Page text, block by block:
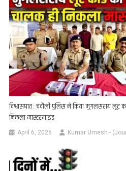
विश्वासघात : चंदौली पुलिस ने किया मुगलसराय लूट
निकला मास्टरमाइंड
April 6, 2026 Kumar Umesh -